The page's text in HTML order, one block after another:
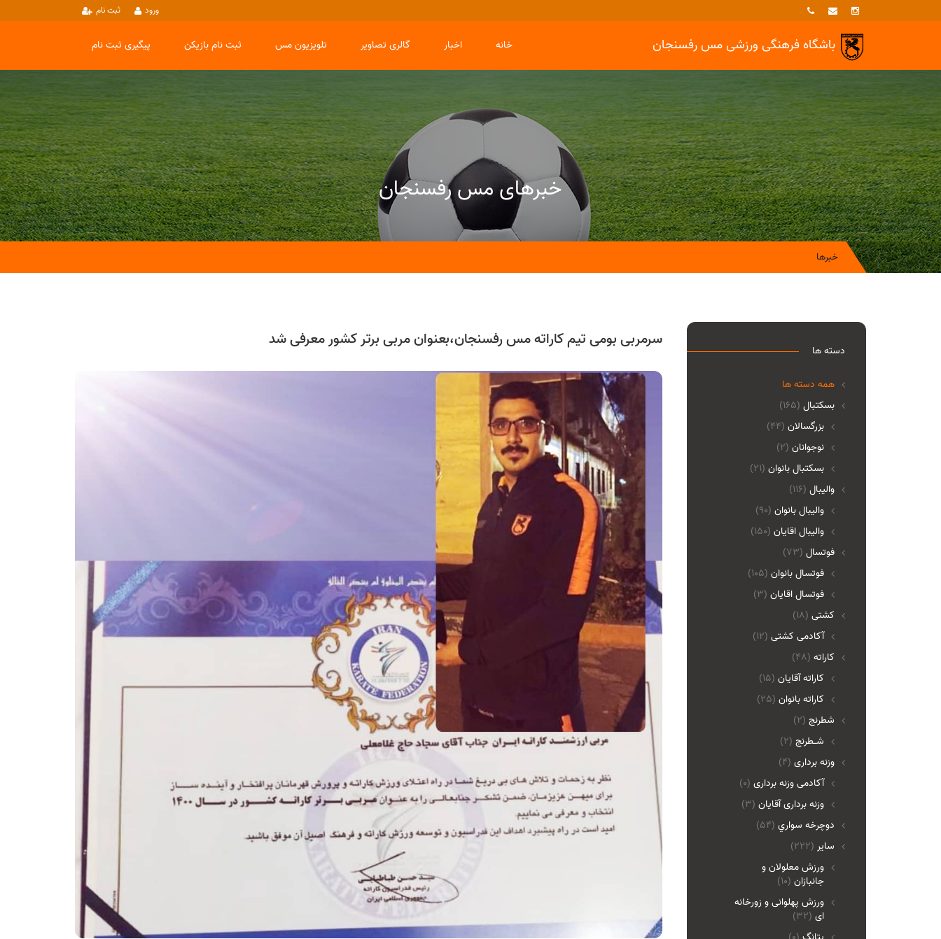
ثبت نام ورود
باشگاه فرهنگی ورزشیمس رفسنجان پیگیری ثبت نام ثبت نام بازیکن تلویزیون مس گالری تصاویر اخبار خانه
خبرهای مس رفسنجان
خبرها
سرمربی بومی تيم كاراته مس رفسنجان،بعنوان مربی برتر كشور معرفی شد
دسته ها
همه دسته ها
(165) بسکتبال
بزرگسالان (44)
نوجوانان (2)
بسکتبال بانوان (21)
(116) والیبال
واليبال بانوان (90)
واليبال اقايان (150)
(73) فوتسال
فوتسال بانوان (105)
فوتسال اقايان (3)
(18) کشتی
آکادمی کشتی (12)
(48) کاراته
کاراته آقایان (15)
کاراته بانوان (25)
(2) شطرنج
شـطرنج (2)
(4) وزنه برداری
آکادمی وزنه برداری (0)
وزنه برداری آقایان (3)
(54) دوچرخه سواري
(222) ساير
ورزش معلولان و
جانبازان (10)
ورزش پهلوانی و زورخانه
ای (32)